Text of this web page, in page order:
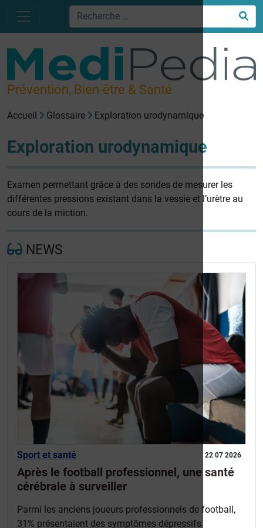
Prévention, Bien-être & Santé
Accueil Glossaire Exploration urodynamique
Exploration urodynamique
Examen permettant grâce à des sondes de mesurer les
différentes pressions existant dans la vessie et l’urètre au
cours de la miction.
NEWS
22 07 2026
Sport et santé
Après le football professionnel, une santé
cérébrale à surveiller
Parmi les anciens joueurs professionnels de football,
31% présentaient des symptômes dépressifs